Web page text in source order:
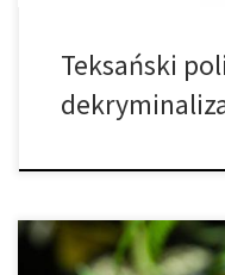
Teksański